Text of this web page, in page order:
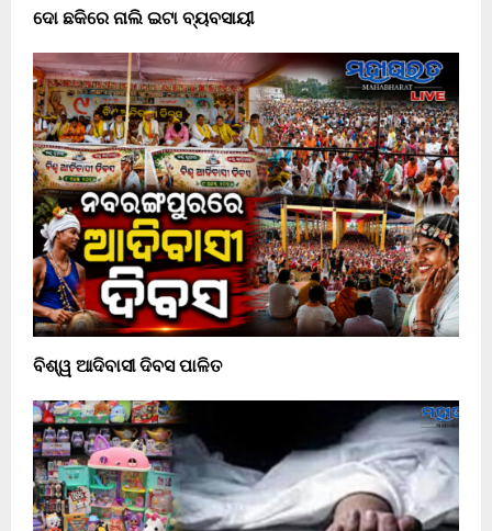
ଦୋ ଛକିରେ ନାଲି ଇଟା ବ୍ୟବସାୟୀ
ବିଶ୍ୱ ଆଦିବାସୀ ଦିବସ ପାଳିତ